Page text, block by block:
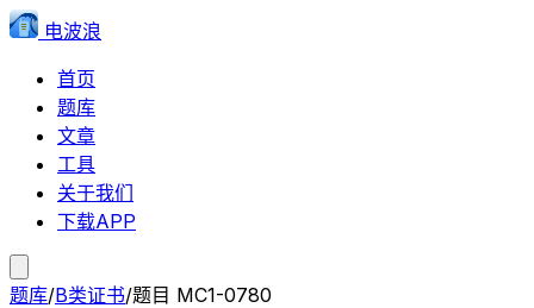
电波浪
首页
题库
文章
工具
关于我们
下载APP
题库/B类证书/题目 MC1-0780